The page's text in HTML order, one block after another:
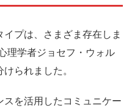
プは、さまざま存在しま
理学者ジョセフ・ウォル
られました。
を活用したコミュニケー